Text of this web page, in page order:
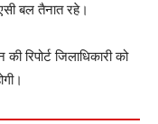
बल तैनात रहे।
रिपोर्ट जिलाधिकारी को